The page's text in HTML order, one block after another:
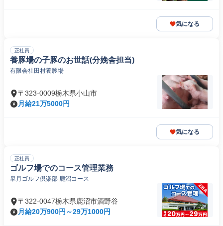
気になる
正社員
養豚場の子豚のお世話(分娩舎担当)
有限会社田村養豚場
〒323-0009栃木県小山市
月給21万5000円
気になる
正社員
ゴルフ場でのコース管理業務
皐月ゴルフ倶楽部 鹿沼コース
〒322-0047栃木県鹿沼市酒野谷
月給20万900円～29万1000円